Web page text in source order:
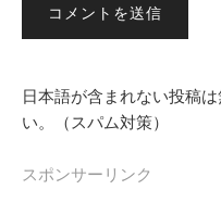
日本語が含まれない投稿
い。（スパム対策）
スポンサーリンク